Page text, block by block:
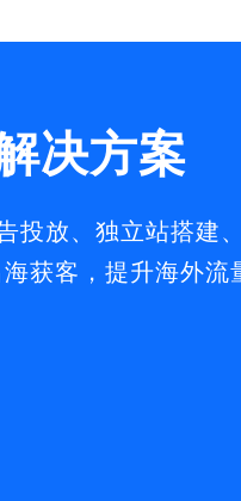
决方案
投放、独立站搭建、
获客，提升海外流